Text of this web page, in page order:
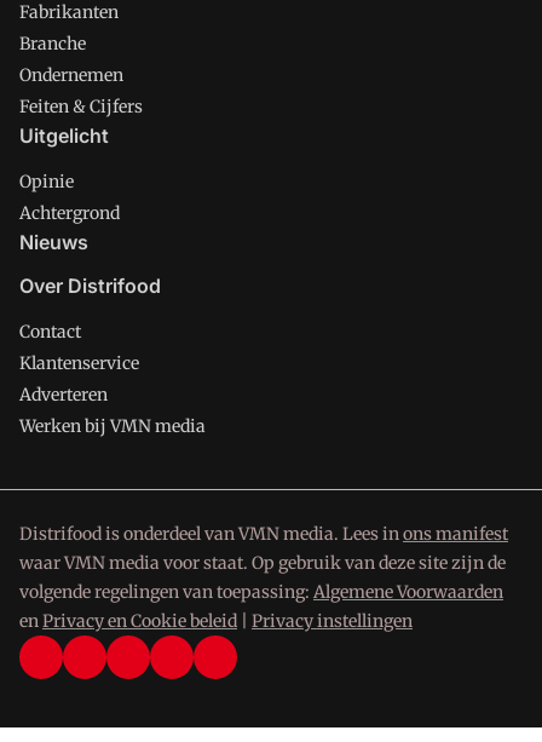
Fabrikanten
Branche
Ondernemen
Feiten & Cijfers
Uitgelicht
Opinie
Achtergrond
Nieuws
Over Distrifood
Contact
Klantenservice
Adverteren
Werken bij VMN media
Distrifood is onderdeel van VMN media. Lees inons manifest
waar VMN media voor staat. Op gebruik van deze site zijn de
volgende regelingen van toepassing: Algemene Voorwaarden
enPrivacy en Cookie beleid Privacy instellingen